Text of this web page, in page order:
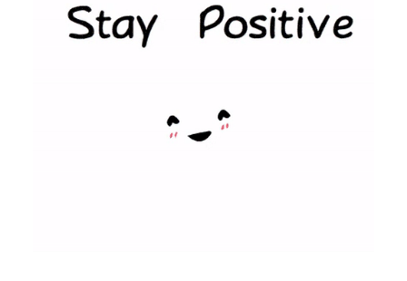
POURQUOI INVESTIR
GÉNÉRATEURS DE NOUVELLES